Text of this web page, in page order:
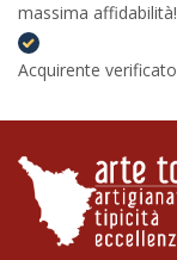
massima affidabilità!
Acquirente verificato